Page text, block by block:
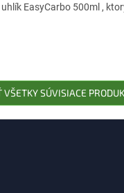
EasyCarbo 500ml ,
SÚVISIACE